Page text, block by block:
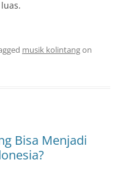
musik kolintangon
Bisa Menjadi